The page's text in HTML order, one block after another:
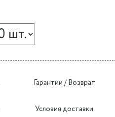
Гарантии / Возврат
Условия доставки